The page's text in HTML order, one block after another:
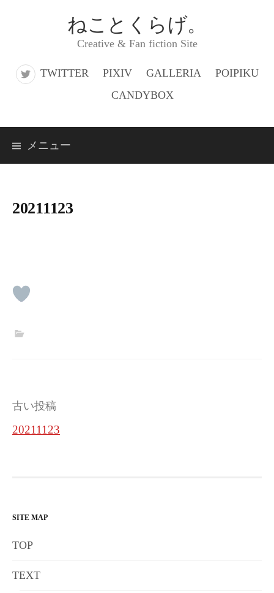
ス
ねことくらげ。
Creative & Fan fiction Site
TWITTER PIXIV GALLERIA
POIPIKU
CANDYBOX
メニュー
20211123
投
稿
ー
シ
ン
古い投稿
20211123
SITE MAP
TOP
TEXT